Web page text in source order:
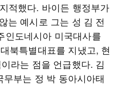
적했다. 바이든 행정부가
는 예시로 그는 성 김 전
인도네시아 미국대사를
북특별대표를 지냈고, 현
라는 점을 언급했다. 김
부는 정 박 동아시아태